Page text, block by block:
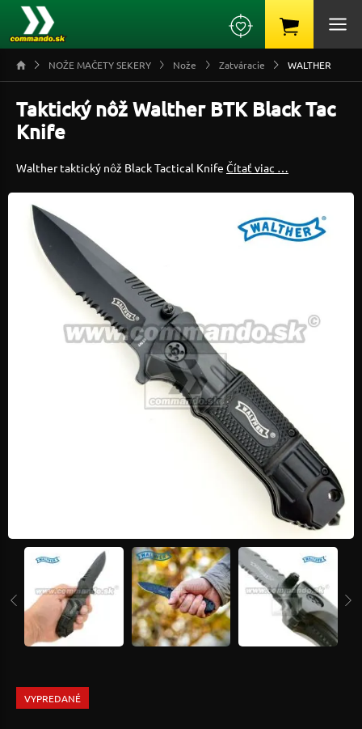
NOŽE MAČETY SEKERY Nože Zatváracie WALTHER
Taktický nôž Walther BTK Black Tac
Knife
Walther taktický nôž Black Tactical Knife Čítať viac …
VYPREDANÉ